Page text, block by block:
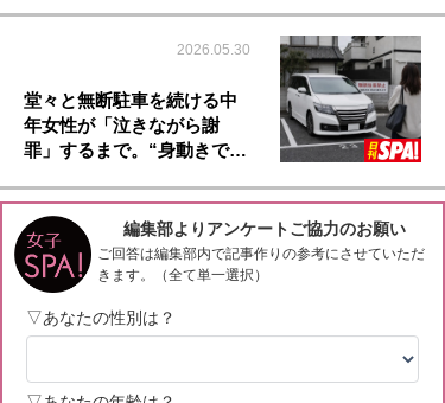
2026.05.30
堂々と無断駐車を続ける中
年女性が「泣きながら謝
罪」するまで。“身動きで…